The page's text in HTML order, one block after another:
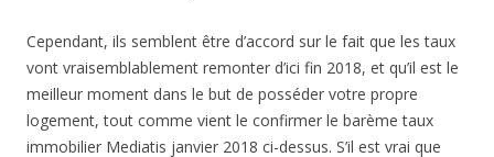
Cependant, ils semblent être d’accord sur le fait que les taux
vont vraisemblablement remonter d’ici fin 2018, et qu’il est le
meilleur moment dans le but de posséder votre propre
logement, tout comme vient le confirmer le barème taux
immobilier Mediatis janvier 2018 ci-dessus. S’il est vrai que